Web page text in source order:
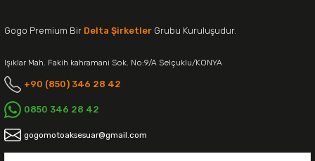
Gogo Premium Bir Delta Şirketler Grubu Kuruluşudur.
Işıklar Mah. Fakih kahramani Sok. No:9/A Selçuklu/KONYA
+90 (850) 346 28 42
0850 346 28 42
gogomotoaksesuar@gmail.com